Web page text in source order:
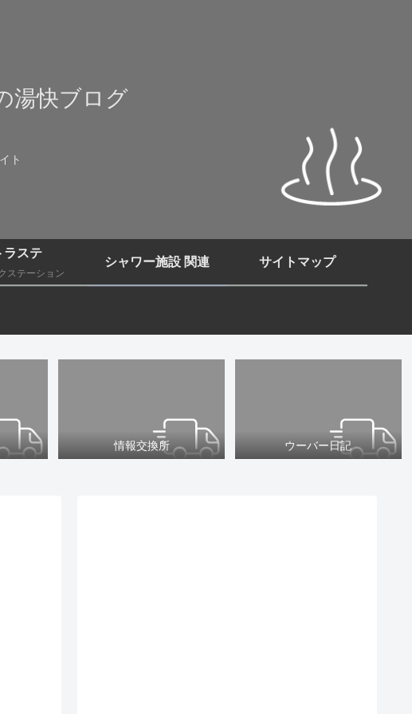
湯快ブログ
ト
ラステ
ステーション
シャワー施設 関連 サイトマップ
情報交換所 ウーバー日記